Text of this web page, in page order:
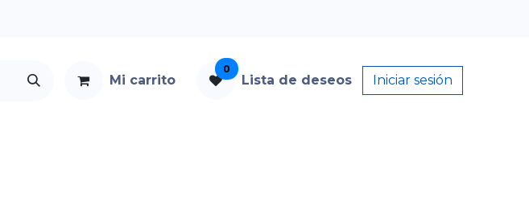
Mi carrito
0
Lista de deseos Iniciar sesión